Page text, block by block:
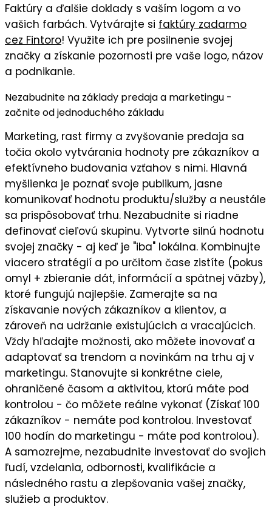
Faktúry a ďalšie doklady s vaším logom a vo
vašich farbách. Vytvárajte si faktúry zadarmo
cez Fintoro! Využite ich pre posilnenie svojej
značky a získanie pozornosti pre vaše logo, názov
a podnikanie.
Nezabudnite na základy predaja a marketingu -
začnite od jednoduchého základu
Marketing, rast firmy a zvyšovanie predaja sa
točia okolo vytvárania hodnoty pre zákazníkov a
efektívneho budovania vzťahov s nimi. Hlavná
myšlienka je poznať svoje publikum, jasne
komunikovať hodnotu produktu/služby a neustále
sa prispôsobovať trhu. Nezabudnite si riadne
definovať cieľovú skupinu. Vytvorte silnú hodnotu
svojej značky - aj keď je "iba" lokálna. Kombinujte
viacero stratégií a po určitom čase zistíte (pokus
omyl + zbieranie dát, informácií a spätnej väzby),
ktoré fungujú najlepšie. Zamerajte sa na
získavanie nových zákazníkov a klientov, a
zároveň na udržanie existujúcich a vracajúcich.
Vždy hľadajte možnosti, ako môžete inovovať a
adaptovať sa trendom a novinkám na trhu aj v
marketingu. Stanovujte si konkrétne ciele,
ohraničené časom a aktivitou, ktorú máte pod
kontrolou - čo môžete reálne vykonať (Získať 100
zákazníkov - nemáte pod kontrolou. Investovať
100 hodín do marketingu - máte pod kontrolou).
A samozrejme, nezabudnite investovať do svojich
ľudí, vzdelania, odbornosti, kvalifikácie a
následného rastu a zlepšovania vašej značky,
služieb a produktov.